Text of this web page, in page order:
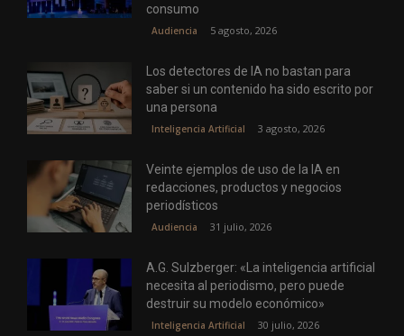
consumo
Audiencia 5 agosto, 2026
Los detectores de IA no bastan para
saber si un contenido ha sido escrito por
una persona
Inteligencia Artificial 3 agosto, 2026
Veinte ejemplos de uso de la IA en
redacciones, productos y negocios
periodísticos
Audiencia 31 julio, 2026
A.G. Sulzberger: «La inteligencia artificial
necesita al periodismo, pero puede
destruir su modelo económico»
Inteligencia Artificial 30 julio, 2026